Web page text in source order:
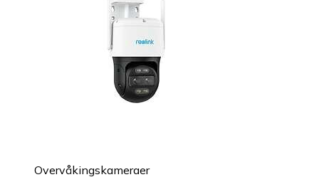
Overvåkings­kameraer